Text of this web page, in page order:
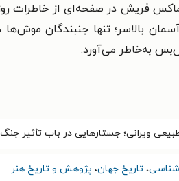
فریش در صفحه‌ای از خاطرات
بالاسر؛ تنها جنبندگان
به‌خاطر می‌آورد.
ویرانی؛ جستارهایی در باب تأثیر
، تاریخ جهان، پژوهش و تاریخ هنر